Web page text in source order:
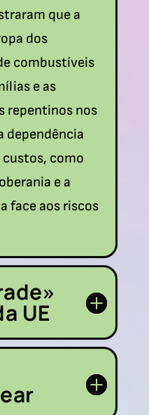
que a
dos
combustíveis
e as
repentinos nos
dependência
custos, como
e a
face aos riscos
UE